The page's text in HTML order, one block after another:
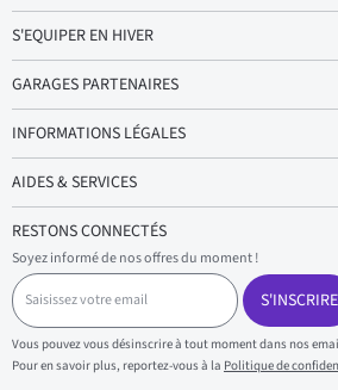
S'EQUIPER EN HIVER
GARAGES PARTENAIRES
INFORMATIONS LÉGALES
AIDES & SERVICES
RESTONS CONNECTÉS
Soyez informé de nos offres du moment !
S
a
i
s
i
s
S'INSCRIRE
Vous pouvez vous désinscrire à tout moment dans nos
Pour en savoir plus, reportez-vous à la Politique de